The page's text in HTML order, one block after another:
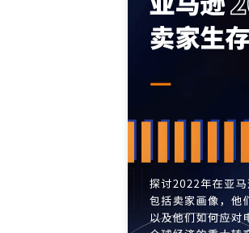
亚马逊变体 亚马逊主图
亚马逊流量 亚马逊库存
亚马逊品牌备案 亚马
亚马逊优惠券 亚马逊
亚马逊主题 差评